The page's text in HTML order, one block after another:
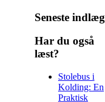
Seneste indlæg
Har du også
læst?
Stolebus i
Kolding: En
Praktisk